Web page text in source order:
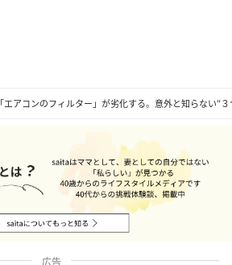
「エアコンのフィルター」が劣化する。意外と知らない“
広告